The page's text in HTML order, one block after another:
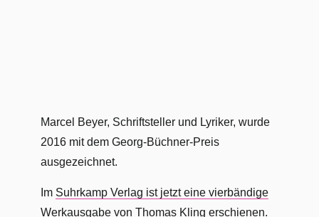
Marcel Beyer, Schriftsteller und Lyriker, wurde
2016 mit dem Georg-Büchner-Preis
ausgezeichnet.
Im Suhrkamp Verlag ist jetzt eine vierbändige
Werkausgabe von Thomas Kling erschienen.